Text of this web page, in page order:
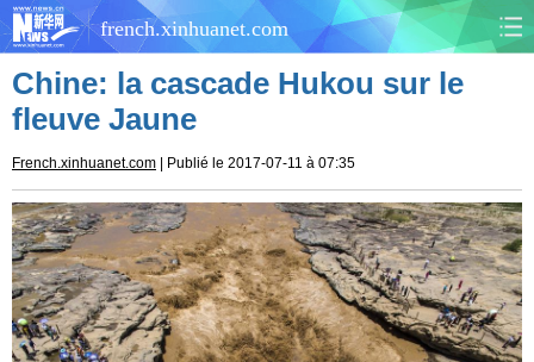
french.xinhuanet.com
CHINE MONDE
CULTURE SOCIÉTÉ
SANTÉ SPORTS
SCI&TECH PLANÈTE
Chine: la cascade Hukou sur le
fleuve Jaune
French.xinhuanet.com | Publié le 2017-07-11 à 07:35